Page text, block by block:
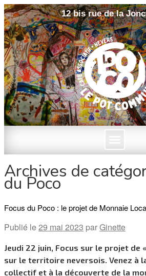
12 bis rue de la
Archives de
du Poco
Focus du Poco : le projet de Monnaie
Publié le29 mai 2023 parGinette
Jeudi 22 juin, Focus sur le projet de
sur le territoire neversois. Venez à
collectif et à la découverte de la